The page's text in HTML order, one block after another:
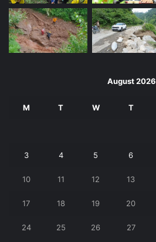
August 2026
M T W T
3 4 5 6
10 11 12 13
17 18 19 20
24 25 26 27